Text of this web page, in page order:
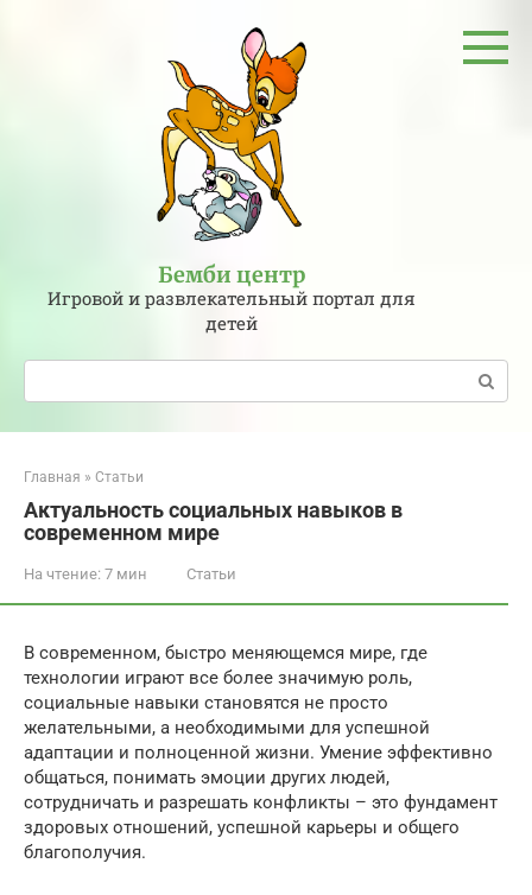
Бемби центр
Игровой и развлекательный портал для
детей
Поиск:
Главная » Статьи
Актуальность социальных навыков в
современном мире
На чтение: 7 мин Статьи
В современном, быстро меняющемся мире, где
технологии играют все более значимую роль,
социальные навыки становятся не просто
желательными, а необходимыми для успешной
адаптации и полноценной жизни. Умение эффективно
общаться, понимать эмоции других людей,
сотрудничать и разрешать конфликты – это фундамент
здоровых отношений, успешной карьеры и общего
благополучия.